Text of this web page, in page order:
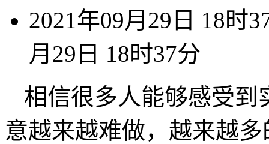
2021年09月29日 18时
月29日 18时37分
相信很多人能够感受到
意越来越难做，越来越